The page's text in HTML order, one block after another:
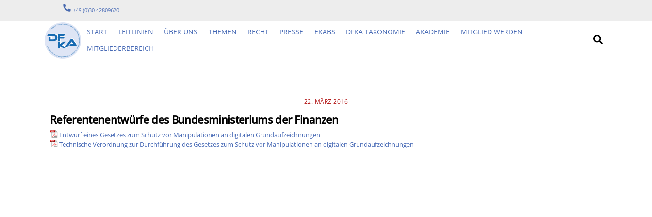
+49 (0)30 42809620
START LEITLINIEN ÜBER UNS THEMEN RECHT PRESSE EKABS DFKA TAXONOMIE AKADEMIE
MITGLIED WERDEN
MITGLIEDERBEREICH
22. MÄRZ 2016
Referentenentwürfe des Bundesministeriums der Finanzen
Entwurf eines Gesetzes zum Schutz vor Manipulationen an digitalen Grundaufzeichnungen
Technische Verordnung zur Durchführung des Gesetzes zum Schutz vor Manipulationen an digitalen Grundaufzeichnungen